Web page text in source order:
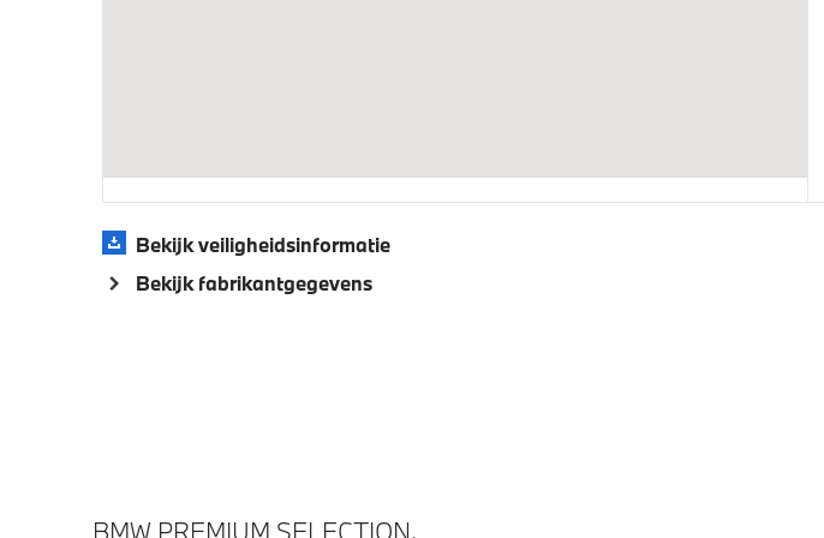
M Adaptief onderstel Elektronisch Sper Differentieel
Veiligheid
Bekijk veiligheidsinformatie
Bekijk fabrikantgegevens
BMW PREMIUM SELECTION.